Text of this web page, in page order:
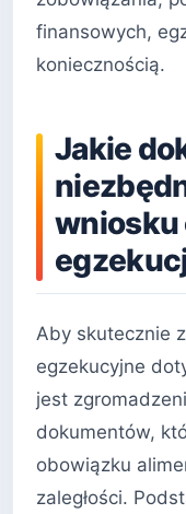
finansowych,
koniecznością.
Jakie
wniosku
Aby skutecznie
egzekucyjne
jest
dokumentów,
obowiązku
zaległości.